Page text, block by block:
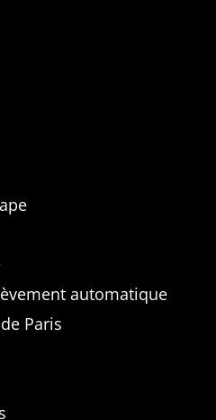
automatique
Paris